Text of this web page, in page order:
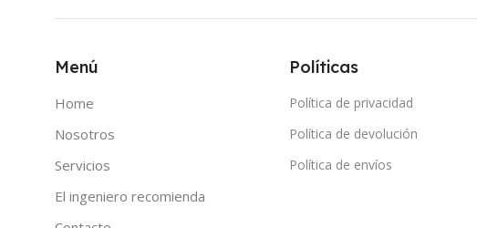
Menú
Home
Nosotros
Servicios
El ingeniero recomienda
Políticas
Política de privacidad
Política de devolución
Política de envíos